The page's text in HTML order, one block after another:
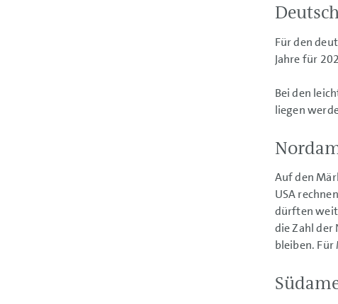
Für den
Jahre für
Bei den
liegen
Auf den
USA
dürften
die Zahl der
bleiben.